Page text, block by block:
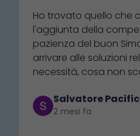
Ho trovato quello che
l'aggiunta della
pazienza del buon
arrivare alle soluzioni
necessità, cosa non
poco professionali e
stiamo parlando di
Salvatore
2 mesi fa